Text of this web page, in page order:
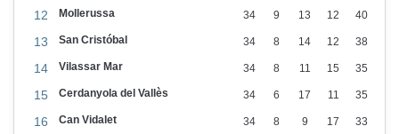
12 Mollerussa 34 9 13 12 40
13 San Cristóbal 34 8 14 12 38
14 Vilassar Mar 34 8 11 15 35
15 Cerdanyola del Vallès 34 6 17 11 35
16 Can Vidalet 34 8 9 17 33